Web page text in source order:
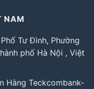
NAM
Tư Đình, Phường
phố Hà Nội , Việt
Hàng Teckcombank-